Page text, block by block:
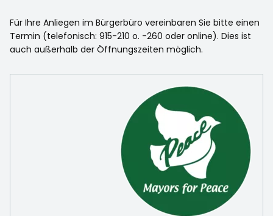
Für Ihre Anliegen im Bürgerbüro vereinbaren Sie bitte einen
Termin (telefonisch: 915-210 o. -260 oder online). Dies ist
auch außerhalb der Öffnungszeiten möglich.